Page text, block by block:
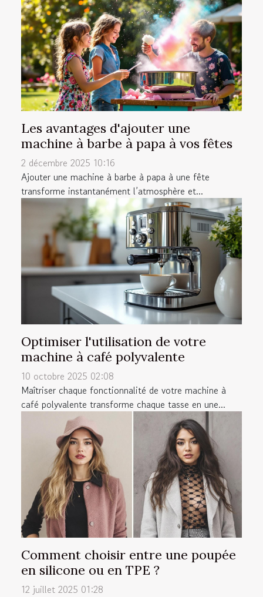
Les avantages d'ajouter une
machine à barbe à papa à vos fêtes
2 décembre 2025 10:16
Ajouter une machine à barbe à papa à une fête
transforme instantanément l’atmosphère et...
Optimiser l'utilisation de votre
machine à café polyvalente
10 octobre 2025 02:08
Maîtriser chaque fonctionnalité de votre machine à
café polyvalente transforme chaque tasse en une...
Comment choisir entre une poupée
en silicone ou en TPE ?
12 juillet 2025 01:28